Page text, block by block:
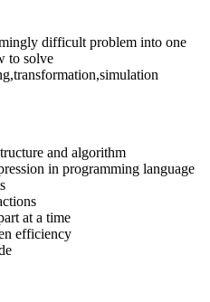
difficult problem into one
to solve
and algorithm
in programming language
at a time
efficiency